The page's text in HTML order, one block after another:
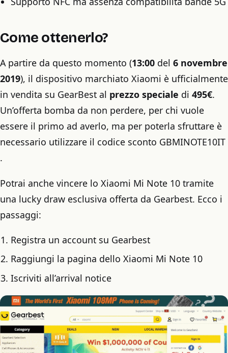
Come ottenerlo?
A partire da questo momento (13:00 del 6 novembre
2019), il dispositivo marchiato Xiaomi è ufficialmente
in vendita su GearBest al prezzo speciale di 495€.
Un’offerta bomba da non perdere, per chi vuole
essere il primo ad averlo, ma per poterla sfruttare è
necessario utilizzare il codice sconto GBMINOTE10IT
.
Potrai anche vincere lo Xiaomi Mi Note 10 tramite
una lucky draw esclusiva offerta da Gearbest. Ecco i
passaggi:
Registra un account su Gearbest
Raggiungi la pagina dello Xiaomi Mi Note 10
Iscriviti all’arrival notice